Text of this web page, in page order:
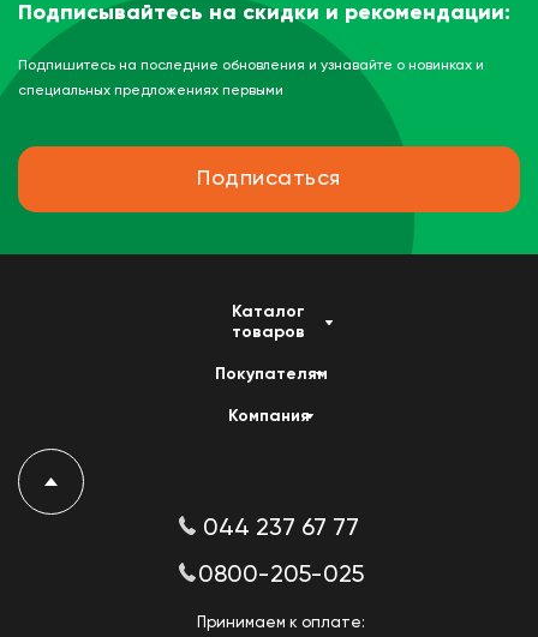
Подписывайтесь на скидки и рекомендации:
Подпишитесь на последние обновления и узнавайте о новинках и
специальных предложениях первыми
Подписаться
Каталог
товаров
Покупателям
Компания
044 237 67 77
0800-205-025
Принимаем к оплате: